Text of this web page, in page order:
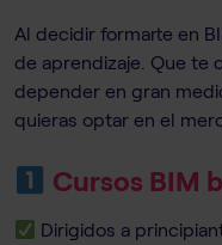
Al decidir formarte en
de aprendizaje. Que te
depender en gran
quieras optar en el
Cursos BIM
Dirigidos a